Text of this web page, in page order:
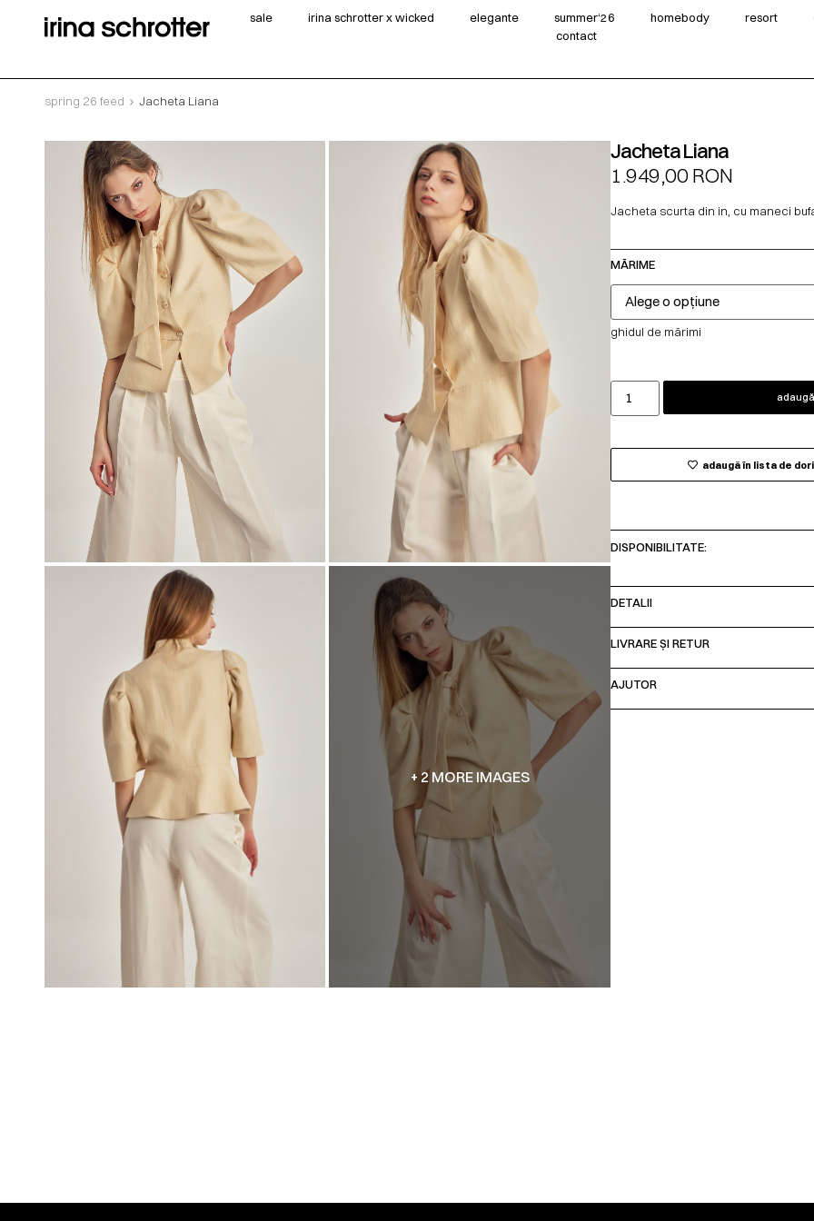
sale irina schrotter x wicked elegante summer‘26 homebody resort
contact
spring 26 feed Jacheta Liana
+ 2 MORE IMAGES
Jacheta Liana
1.949,00RON
Jacheta scurta din in, cu maneci
MĂRIME
ghidul de mărimi
adaugă în lista de
DISPONIBILITATE:
DETALII
LIVRARE ȘI RETUR
AJUTOR